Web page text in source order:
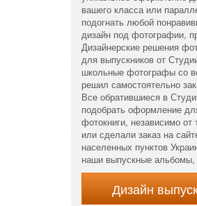
вашего класса или
подогнать любой
дизайн под фотографии,
Дизайнерские решения
для выпускников от
школьные фотографы со
решил самостоятельно
Все обратившиеся в
подобрать оформление
фотокниги, независимо
или сделали заказ на
населенных пунктов
наши выпускные
Дизайн